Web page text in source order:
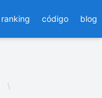
ranking código blog